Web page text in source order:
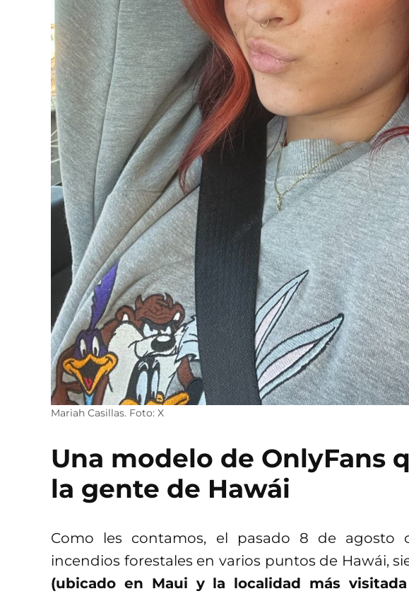
Mariah Casillas. Foto: X
Una modelo de OnlyFans
la gente de Hawái
Como les contamos, el pasado 8 de agosto
incendios forestales en varios puntos de Hawái,
(ubicado en Maui y la localidad más